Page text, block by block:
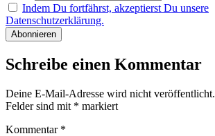
Indem Du fortfährst, akzeptierst Du unsere
Datenschutzerklärung.
Schreibe einen Kommentar
Deine E-Mail-Adresse wird nicht veröffentlicht.
Felder sind mit * markiert
Kommentar *